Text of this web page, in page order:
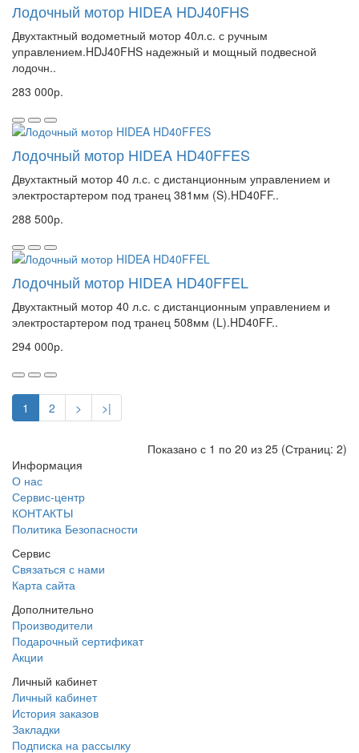
Лодочный мотор HIDEA HDJ40FHS
Двухтактный водометный мотор 40л.с. с ручным
управлением.HDJ40FHS надежный и мощный подвесной
лодочн..
283 000р.
Лодочный мотор HIDEA HD40FFES
Двухтактный мотор 40 л.с. с дистанционным управлением и
электростартером под транец 381мм (S).HD40FF..
288 500р.
Лодочный мотор HIDEA HD40FFEL
Двухтактный мотор 40 л.с. с дистанционным управлением и
электростартером под транец 508мм (L).HD40FF..
294 000р.
1 2 > >|
Показано с 1 по 20 из 25 (Страниц: 2)
Информация
О нас
Сервис-центр
КОНТАКТЫ
Политика Безопасности
Сервис
Связаться с нами
Карта сайта
Дополнительно
Производители
Подарочный сертификат
Акции
Личный кабинет
Личный кабинет
История заказов
Закладки
Подписка на рассылку